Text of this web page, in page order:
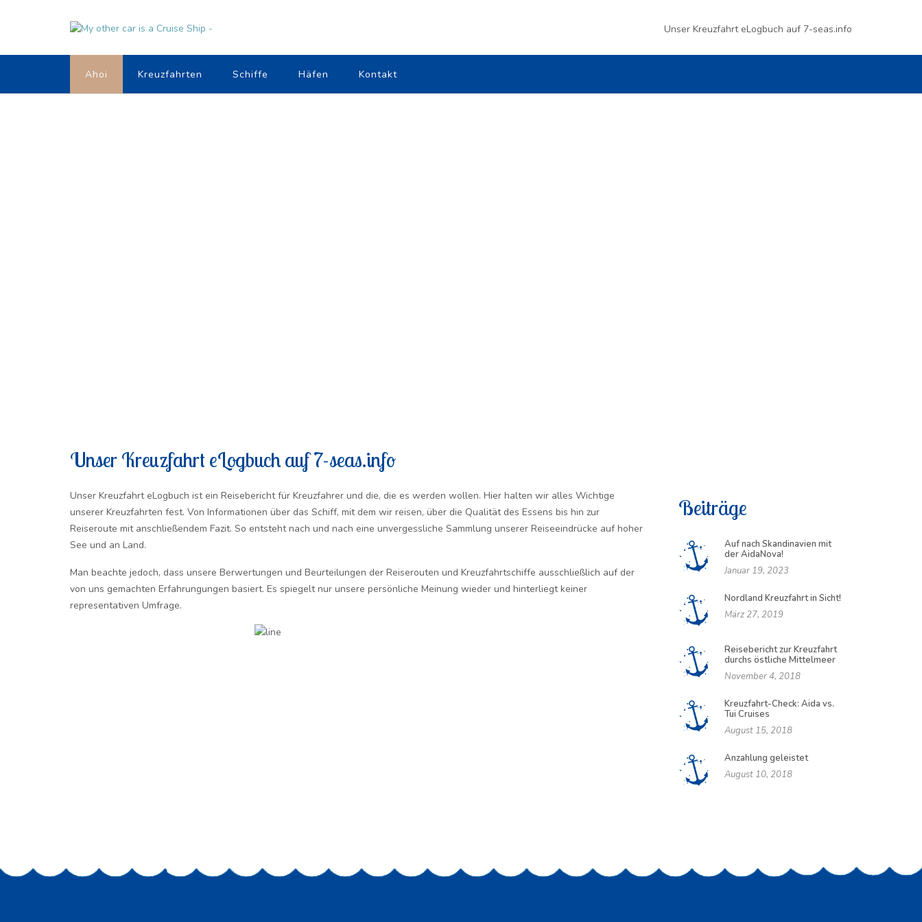
Unser Kreuzfahrt eLogbuch auf 7-seas.info
Ahoi Kreuzfahrten Schiffe Häfen Kontakt
Unser Kreuzfahrt eLogbuch auf 7-seas.info
Unser Kreuzfahrt eLogbuch ist ein Reisebericht für Kreuzfahrer und die, die es werden wollen. Hier halten wir alles Wichtige
unserer Kreuzfahrten fest. Von Informationen über das Schiff, mit dem wir reisen, über die Qualität des Essens bis hin zur
Reiseroute mit anschließendem Fazit. So entsteht nach und nach eine unvergessliche Sammlung unserer Reiseeindrücke auf hoher
See und an Land.
Man beachte jedoch, dass unsere Berwertungen und Beurteilungen der Reiserouten und Kreuzfahrtschiffe ausschließlich auf der
von uns gemachten Erfahrungungen basiert. Es spiegelt nur unsere persönliche Meinung wieder und hinterliegt keiner
representativen Umfrage.
Beiträge
Auf nach Skandinavien mit
der AidaNova!
Januar 19, 2023
Nordland Kreuzfahrt in Sicht!
März 27, 2019
Reisebericht zur Kreuzfahrt
durchs östliche Mittelmeer
November 4, 2018
Kreuzfahrt-Check: Aida vs.
Tui Cruises
August 15, 2018
Anzahlung geleistet
August 10, 2018